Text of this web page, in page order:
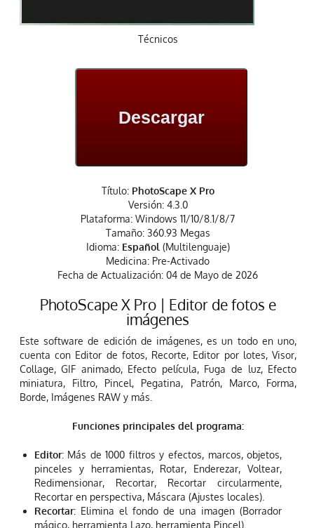
Técnicos
Descargar
Título: PhotoScape X Pro
Versión: 4.3.0
Plataforma: Windows 11/10/8.1/8/7
Tamaño: 360.93 Megas
Idioma: Español(Multilenguaje)
Medicina: Pre-Activado
Fecha de Actualización: 04 de Mayo de 2026
PhotoScape X Pro | Editor de fotos e
imágenes
Este software de edición de imágenes, es un todo en uno,
cuenta con Editor de fotos, Recorte, Editor por lotes, Visor,
Collage, GIF animado, Efecto película, Fuga de luz, Efecto
miniatura, Filtro, Pincel, Pegatina, Patrón, Marco, Forma,
Borde, Imágenes RAW y más.
Funciones principales del programa:
Editor: Más de 1000 filtros y efectos, marcos, objetos,
pinceles y herramientas, Rotar, Enderezar, Voltear,
Redimensionar, Recortar, Recortar circularmente,
Recortar en perspectiva, Máscara (Ajustes locales).
Recortar: Elimina el fondo de una imagen (Borrador
mágico, herramienta Lazo, herramienta Pincel).